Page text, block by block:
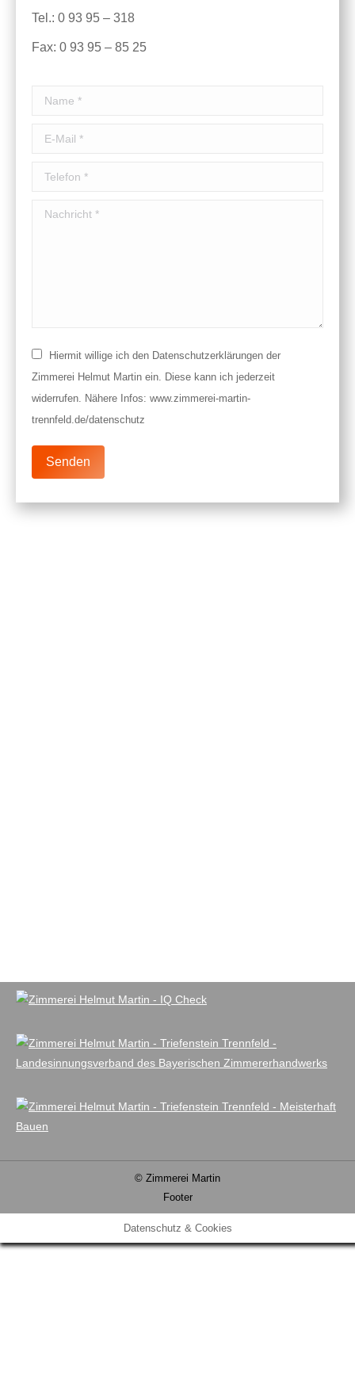
Tel.: 0 93 95 – 318
Fax: 0 93 95 – 85 25
Name *
E-Mail *
Telefon *
Nachricht *
Hiermit willige ich den Datenschutzerklärungen der
Zimmerei Helmut Martin ein. Diese kann ich jederzeit
widerrufen. Nähere Infos: www.zimmerei-martin-
trennfeld.de/datenschutz
Senden
© Zimmerei Martin
Footer
Datenschutz & Cookies